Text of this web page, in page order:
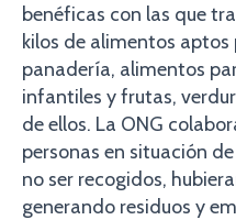
benéficas con las que
kilos de alimentos
panadería, alimentos
infantiles y frutas,
de ellos. La ONG
personas en situación
no ser recogidos,
generando residuos y